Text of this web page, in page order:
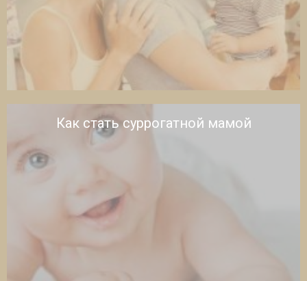
Как стать суррогатной мамой